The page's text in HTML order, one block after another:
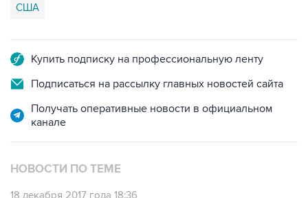
США
Купить подписку на профессиональную ленту
Подписаться на рассылку главных новостей сайта
Получать оперативные новости в официальном
канале
НОВОСТИ ПО ТЕМЕ
18 декабря 2017 года 18:36